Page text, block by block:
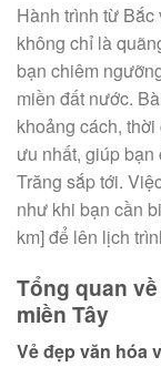
Hành trình từ Bắc
không chỉ là
bạn chiêm
miền đất nước.
khoảng cách,
ưu nhất, giúp
Trăng sắp tới.
như khi bạn cần
km] để lên lịch
Tổng quan
miền Tây
Vẻ đẹp văn hóa